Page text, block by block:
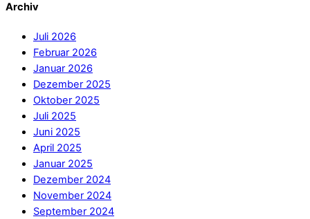
Archiv
Juli 2026
Februar 2026
Januar 2026
Dezember 2025
Oktober 2025
Juli 2025
Juni 2025
April 2025
Januar 2025
Dezember 2024
November 2024
September 2024